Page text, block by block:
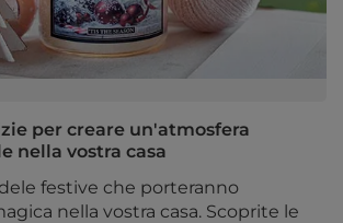
per creare un'atmosfera
nella vostra casa
festive che porteranno
nella vostra casa. Scoprite le